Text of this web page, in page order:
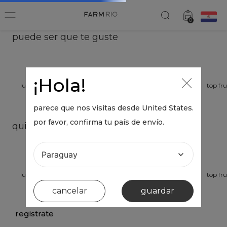
0
¡Hola!
parece que nos visitas desde United States.
por favor, confirma tu país de envío.
cancelar guardar
puede ser que te guste